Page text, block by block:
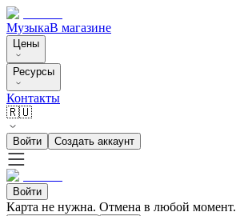
МузыкаВ магазине
Цены
Ресурсы
Контакты
🇷🇺
Войти Создать аккаунт
Войти
Карта не нужна. Отмена в любой момент.